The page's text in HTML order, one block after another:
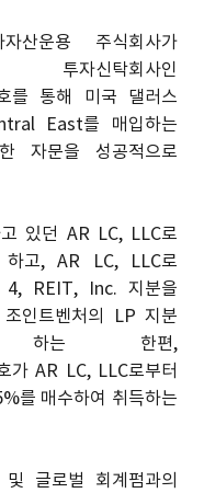
자산운용 주식회사가
회사인
를 통해 미국 댈러스
East를 매입하는
자문을 성공적으로
있던 AR LC, LLC로
하고, AR LC, LLC로
REIT, Inc. 지분을
인트벤처의 LP 지분
하는 한편,
가 AR LC, LLC로부터
를 매수하여 취득하는
글로벌 회계펌과의